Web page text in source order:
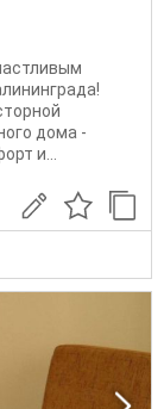
дома -
и...